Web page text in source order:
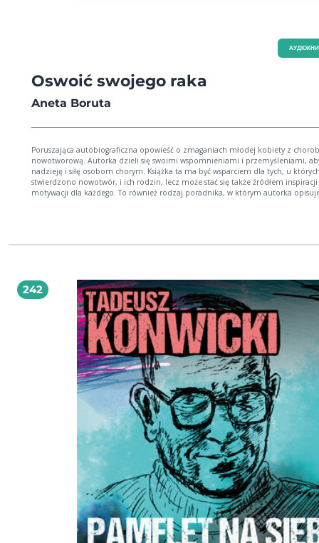
Oswoić swojego raka
Aneta Boruta
Poruszająca autobiograficzna opowieść o zmaganiach młodej kobiety z
nowotworową. Autorka dzieli się swoimi wspomnieniami i przemyśleniami,
nadzieję i siłę osobom chorym. Książka ta ma być wsparciem dla tych, u
stwierdzono nowotwór, i ich rodzin, lecz może stać się także źródłem
motywacji dla każdego. To również rodzaj poradnika, w którym autorka
malowaniem, fotografią. Swoim optymizmem i determinacją próbuje oswoić
Boga i pasja pomagają pokonywać przeszkody. Aneta Boruta autorka książki
autobiograficznej pod tytułem Oswoić swojego raka po raz pierwszy wydanej w
roku.
242